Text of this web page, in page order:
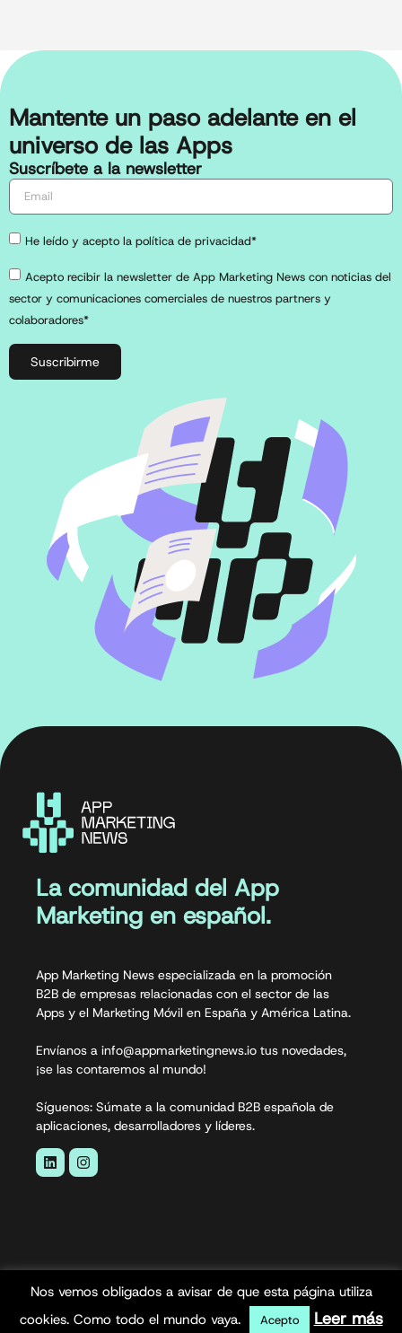
Mantente un paso adelante en el
universo de las Apps
Suscríbete a la newsletter
He leído y acepto la política de privacidad*
Acepto recibir la newsletter de App Marketing News con noticias del
sector y comunicaciones comerciales de nuestros partners y
colaboradores*
Suscribirme
La comunidad del App
Marketing en español.
App Marketing News especializada en la promoción
B2B de empresas relacionadas con el sector de las
Apps y el Marketing Móvil en España y América Latina.
Envíanos a info@appmarketingnews.io tus novedades,
¡se las contaremos al mundo!
Síguenos: Súmate a la comunidad B2B española de
aplicaciones, desarrolladores y líderes.
App Marketing News© 2026. Todos los derechos
Nos vemos obligados a avisar de que esta página utiliza
cookies. Como todo el mundo vaya.
Acepto Leer más